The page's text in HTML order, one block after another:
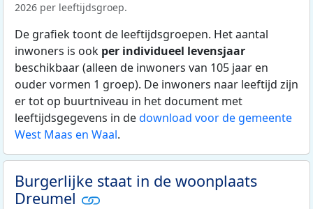
2026 per leeftijdsgroep.
De grafiek toont de leeftijdsgroepen. Het aantal
inwoners is ook per individueel levensjaar
beschikbaar (alleen de inwoners van 105 jaar en
ouder vormen 1 groep). De inwoners naar leeftijd zijn
er tot op buurtniveau in het document met
leeftijdsgegevens in dedownload voor de gemeente
West Maas en Waal.
Burgerlijke staat in de woonplaats
Dreumel